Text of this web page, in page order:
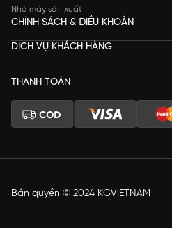
Nhà máy sản xuất
CHÍNH SÁCH & ĐIỀU KHOẢN
DỊCH VỤ KHÁCH HÀNG
THANH TOÁN
Bản quyền © 2024 KGVIETNAM